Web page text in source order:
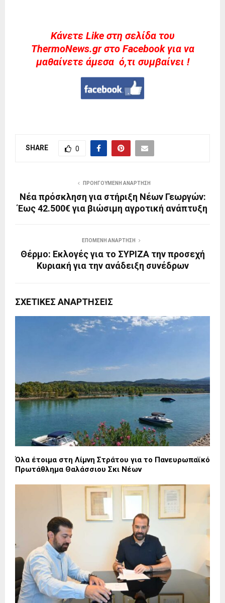
Kάνετε Like στη σελίδα του
ThermoNews.gr στο Facebook για να
μαθαίνετε άμεσα ό,τι συμβαίνει !
SHARE 0
ΠΡΟΗΓΟΎΜΕΝΗ ΑΝΆΡΤΗΣΗ
Νέα πρόσκληση για στήριξη Νέων Γεωργών:
Έως 42.500€ για βιώσιμη αγροτική ανάπτυξη
ΕΠΌΜΕΝΗ ΑΝΆΡΤΗΣΗ
Θέρμο: Εκλογές για το ΣΥΡΙΖΑ την προσεχή
Κυριακή για την ανάδειξη συνέδρων
ΣΧΕΤΙΚΈΣ ΑΝΑΡΤΉΣΕΙΣ
Όλα έτοιμα στη Λίμνη Στράτου για το Πανευρωπαϊκό
Πρωτάθλημα Θαλάσσιου Σκι Νέων